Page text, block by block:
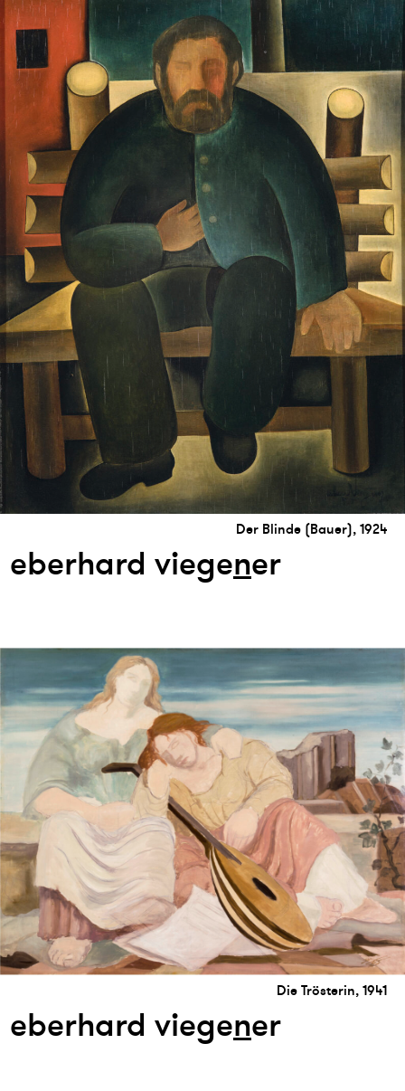
Der Blinde (Bauer), 1924
eberhard viegener
Die Trösterin, 1941
eberhard viegener